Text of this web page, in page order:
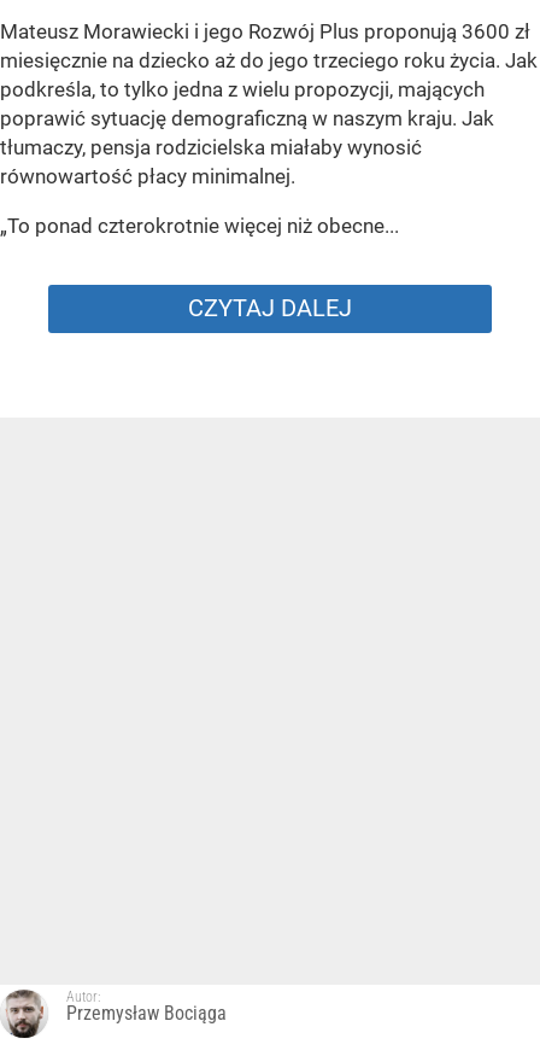
Mateusz Morawiecki i jego Rozwój Plus proponują 3600 zł
miesięcznie na dziecko aż do jego trzeciego roku życia. Jak
podkreśla, to tylko jedna z wielu propozycji, mających
poprawić sytuację demograficzną w naszym kraju. Jak
tłumaczy, pensja rodzicielska miałaby wynosić
równowartość płacy minimalnej.
„To ponad czterokrotnie więcej niż obecne...
CZYTAJ DALEJ
Autor:
Przemysław Bociąga